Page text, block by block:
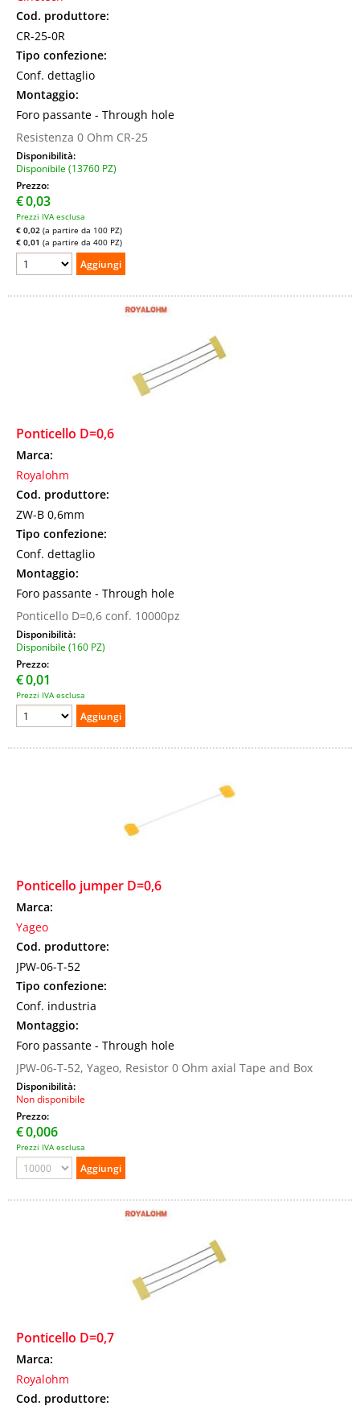
Cod. produttore:
CR-25-0R
Tipo confezione:
Conf. dettaglio
Montaggio:
Foro passante - Through hole
Resistenza 0 Ohm CR-25
Disponibilità:
Disponibile (13760 PZ)
Prezzo:
€0,03
Prezzi IVA esclusa
€ 0,02 (a partire da 100 PZ)
€ 0,01 (a partire da 400 PZ)
Ponticello D=0,6
Marca:
Royalohm
Cod. produttore:
ZW-B 0,6mm
Tipo confezione:
Conf. dettaglio
Montaggio:
Foro passante - Through hole
Ponticello D=0,6 conf. 10000pz
Disponibilità:
Disponibile (160 PZ)
Prezzo:
€0,01
Prezzi IVA esclusa
Ponticello jumper D=0,6
Marca:
Yageo
Cod. produttore:
JPW-06-T-52
Tipo confezione:
Conf. industria
Montaggio:
Foro passante - Through hole
JPW-06-T-52, Yageo, Resistor 0 Ohm axial Tape and Box
Disponibilità:
Non disponibile
Prezzo:
€0,006
Prezzi IVA esclusa
Ponticello D=0,7
Marca:
Royalohm
Cod. produttore: